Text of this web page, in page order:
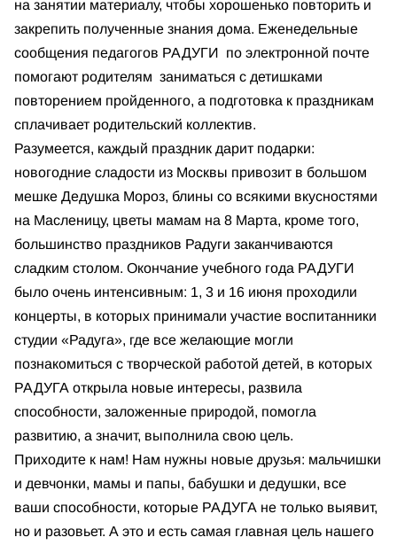
на занятии материалу, чтобы хорошенько повторить и
закрепить полученные знания дома. Еженедельные
сообщения педагогов РАДУГИ по электронной почте
помогают родителям заниматься с детишками
повторением пройденного, а подготовка к праздникам
сплачивает родительский коллектив.
Разумеется, каждый праздник дарит подарки:
новогодние сладости из Москвы привозит в большом
мешке Дедушка Мороз, блины со всякими вкусностями
на Масленицу, цветы мамам на 8 Марта, кроме того,
большинство праздников Радуги заканчиваются
сладким столом. Окончание учебного года РАДУГИ
было очень интенсивным: 1, 3 и 16 июня проходили
концерты, в которых принимали участие воспитанники
студии «Радуга», где все желающие могли
познакомиться с творческой работой детей, в которых
РАДУГА открыла новые интересы, развила
способности, заложенные природой, помогла
развитию, а значит, выполнила свою цель.
Приходите к нам! Нам нужны новые друзья: мальчишки
и девчонки, мамы и папы, бабушки и дедушки, все
ваши способности, которые РАДУГА не только выявит,
но и разовьет. А это и есть самая главная цель нашего